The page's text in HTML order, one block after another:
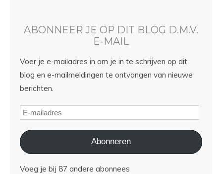
ABONNEER JE OP DIT BLOG D.M.V.
E-MAIL
Voer je e-mailadres in om je in te schrijven op dit
blog en e-mailmeldingen te ontvangen van nieuwe
berichten.
Abonneren
Voeg je bij 87 andere abonnees